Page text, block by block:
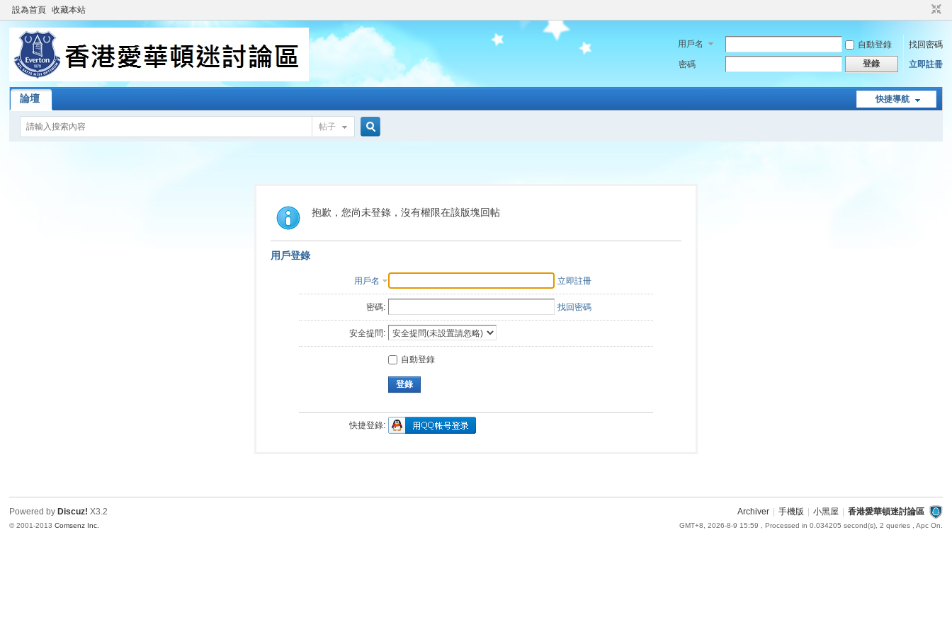
設為首頁 收藏本站
用戶名 自動登錄
找回密碼
密碼
登錄 立即註冊
快捷導航
論壇
帖子
索
抱歉，您尚未登錄，沒有權限在該版塊回帖
用戶登錄
用戶名 立即註冊
密碼: 找回密碼
安全提問:
自動登錄
登錄
快捷登錄:
Archiver 手機版 小黑屋 香港愛華頓迷討論區
GMT+8, 2026-8-9 15:59 , Processed in 0.034205 second(s), 2 queries , Apc On.
Powered by Discuz! X3.2
© 2001-2013Comsenz Inc.